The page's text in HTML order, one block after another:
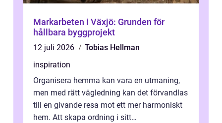
Markarbeten i Växjö: Grunden för
hållbara byggprojekt
12 juli 2026
Tobias Hellman
inspiration
Organisera hemma kan vara en utmaning,
men med rätt vägledning kan det förvandlas
till en givande resa mot ett mer harmoniskt
hem. Att skapa ordning i sitt